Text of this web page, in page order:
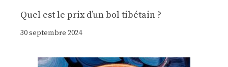
Quel est le prix d’un bol tibétain ?
30 septembre 2024